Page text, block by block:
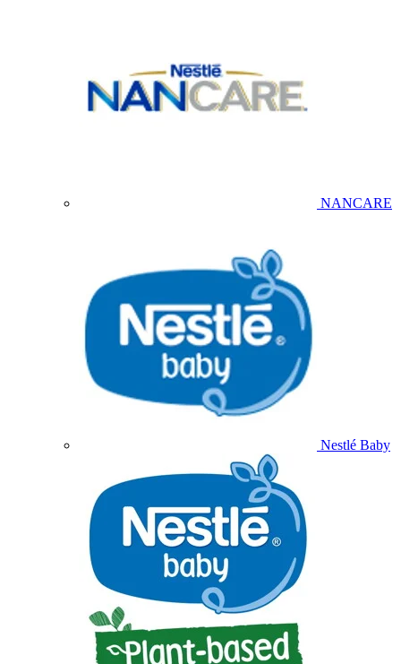
NANCARE
Nestlé Baby